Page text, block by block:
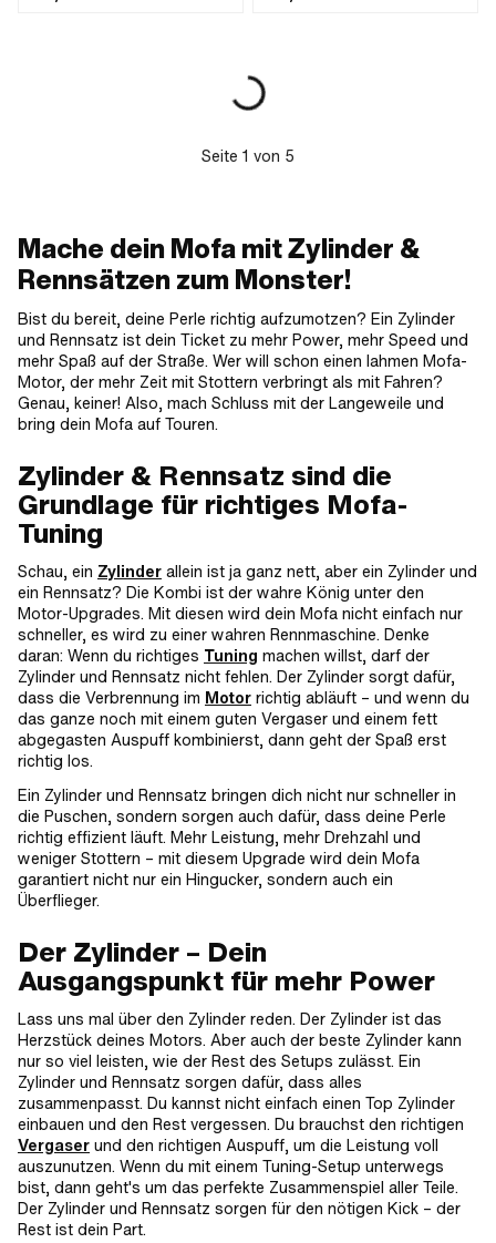
Seite 1 von 5
Mache dein Mofa mit Zylinder &
Rennsätzen zum Monster!
Bist du bereit, deine Perle richtig aufzumotzen? Ein Zylinder
und Rennsatz ist dein Ticket zu mehr Power, mehr Speed und
mehr Spaß auf der Straße. Wer will schon einen lahmen Mofa-
Motor, der mehr Zeit mit Stottern verbringt als mit Fahren?
Genau, keiner! Also, mach Schluss mit der Langeweile und
bring dein Mofa auf Touren.
Zylinder & Rennsatz sind die
Grundlage für richtiges Mofa-
Tuning
Schau, ein Zylinder allein ist ja ganz nett, aber ein Zylinder und
ein Rennsatz? Die Kombi ist der wahre König unter den
Motor-Upgrades. Mit diesen wird dein Mofa nicht einfach nur
schneller, es wird zu einer wahren Rennmaschine. Denke
daran: Wenn du richtiges Tuning machen willst, darf der
Zylinder und Rennsatz nicht fehlen. Der Zylinder sorgt dafür,
dass die Verbrennung im Motor richtig abläuft – und wenn du
das ganze noch mit einem guten Vergaser und einem fett
abgegasten Auspuff kombinierst, dann geht der Spaß erst
richtig los.
Ein Zylinder und Rennsatz bringen dich nicht nur schneller in
die Puschen, sondern sorgen auch dafür, dass deine Perle
richtig effizient läuft. Mehr Leistung, mehr Drehzahl und
weniger Stottern – mit diesem Upgrade wird dein Mofa
garantiert nicht nur ein Hingucker, sondern auch ein
Überflieger.
Der Zylinder – Dein
Ausgangspunkt für mehr Power
Lass uns mal über den Zylinder reden. Der Zylinder ist das
Herzstück deines Motors. Aber auch der beste Zylinder kann
nur so viel leisten, wie der Rest des Setups zulässt. Ein
Zylinder und Rennsatz sorgen dafür, dass alles
zusammenpasst. Du kannst nicht einfach einen Top Zylinder
einbauen und den Rest vergessen. Du brauchst den richtigen
Vergaser und den richtigen Auspuff, um die Leistung voll
auszunutzen. Wenn du mit einem Tuning-Setup unterwegs
bist, dann geht's um das perfekte Zusammenspiel aller Teile.
Der Zylinder und Rennsatz sorgen für den nötigen Kick – der
Rest ist dein Part.